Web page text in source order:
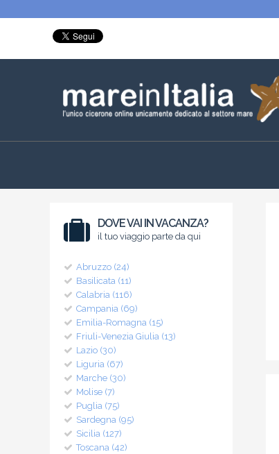
DOVE VAI IN VACANZA?
il tuo viaggio parte da qui
Abruzzo (24)
Basilicata (11)
Calabria (116)
Campania (69)
Emilia-Romagna (15)
Friuli-Venezia Giulia (13)
Lazio (30)
Liguria (67)
Marche (30)
Molise (7)
Puglia (75)
Sardegna (95)
Sicilia (127)
Toscana (42)